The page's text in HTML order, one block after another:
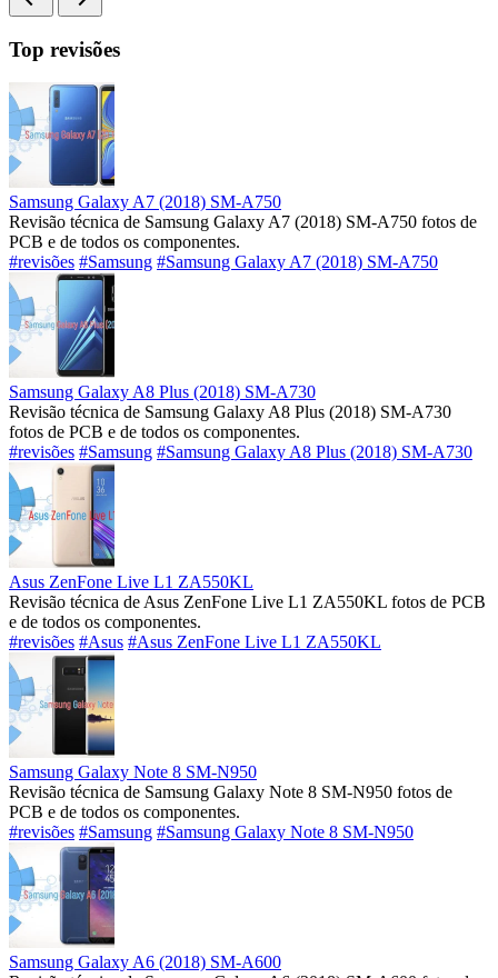
Top revisões
Samsung Galaxy A7 (2018) SM-A750
Revisão técnica de Samsung Galaxy A7 (2018) SM-A750 fotos de
PCB e de todos os componentes.
#revisões #Samsung #Samsung Galaxy A7 (2018) SM-A750
Samsung Galaxy A8 Plus (2018) SM-A730
Revisão técnica de Samsung Galaxy A8 Plus (2018) SM-A730
fotos de PCB e de todos os componentes.
#revisões #Samsung #Samsung Galaxy A8 Plus (2018) SM-A730
Asus ZenFone Live L1 ZA550KL
Revisão técnica de Asus ZenFone Live L1 ZA550KL fotos de PCB
e de todos os componentes.
#revisões #Asus #Asus ZenFone Live L1 ZA550KL
Samsung Galaxy Note 8 SM-N950
Revisão técnica de Samsung Galaxy Note 8 SM-N950 fotos de
PCB e de todos os componentes.
#revisões #Samsung #Samsung Galaxy Note 8 SM-N950
Samsung Galaxy A6 (2018) SM-A600